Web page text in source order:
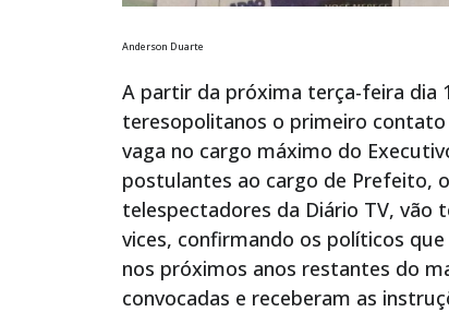
Anderson Duarte
A partir da próxima terça-feira dia
teresopolitanos o primeiro
vaga no cargo máximo do
postulantes ao cargo de Prefeito,
telespectadores da Diário TV, vão
vices, confirmando os políticos
nos próximos anos restantes do
convocadas e receberam as